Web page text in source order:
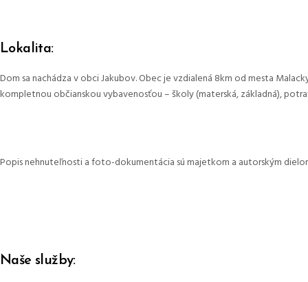
Lokalita:
Dom sa nachádza v obci Jakubov. Obec je vzdialená 8km od mesta
kompletnou občianskou vybavenosťou – školy (materská, základná),
Popis nehnuteľnosti a foto-dokumentácia sú majetkom a autorským
Naše služby: